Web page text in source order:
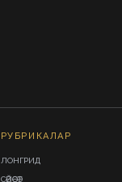
РУБРИКАЛАР
ЛОНГРИД
СӘЙӘСӘТ